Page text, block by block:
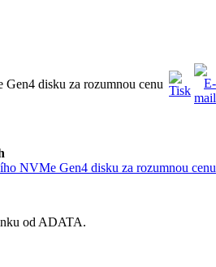
disku za rozumnou cenu
NVMe Gen4 disku za rozumnou cenu
od ADATA.